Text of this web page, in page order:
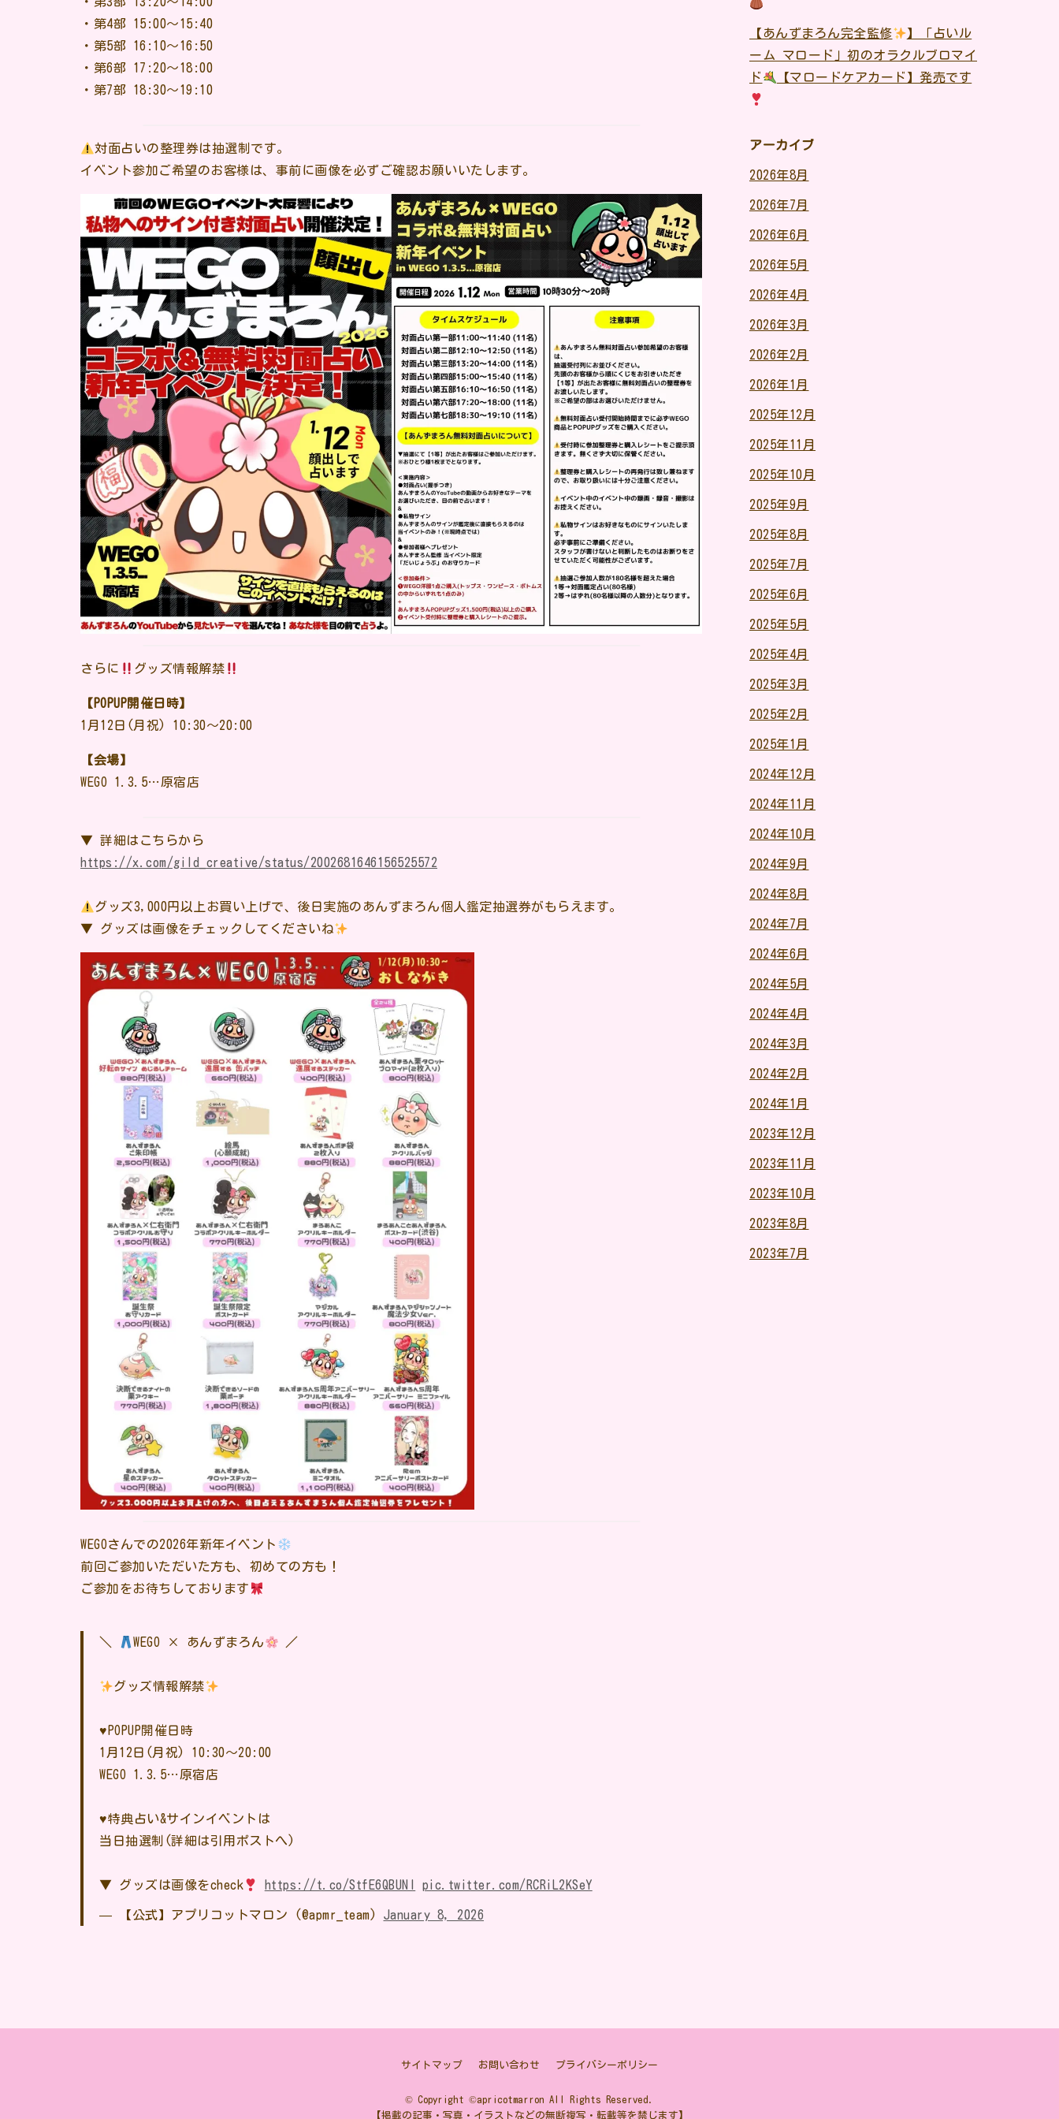
・第4部 15:00〜15:40
・第5部 16:10〜16:50
・第6部 17:20〜18:00
・第7部 18:30〜19:10
対面占いの整理券は抽選制です。
イベント参加ご希望のお客様は、事前に画像を必ずご確認お願いいたします。
さらに グッズ情報解禁
【POPUP開催日時】
1月12日(月祝) 10:30〜20:00
【会場】
WEGO 1.3.5…原宿店
▼ 詳細はこちらから
https://x.com/gild_creative/status/2002681646156525572
グッズ3,000円以上お買い上げで、後日実施のあんずまろん個人鑑定抽選券がもらえます。
▼ グッズは画像をチェックしてくださいね
WEGOさんでの2026年新年イベント
前回ご参加いただいた方も、初めての方も！
ご参加をお待ちしております
＼ WEGO × あんずまろん ／
グッズ情報解禁
♥️POPUP開催日時
1月12日(月祝) 10:30〜20:00
WEGO 1.3.5…原宿店
♥️特典占い&サインイベントは
当日抽選制(詳細は引用ポストへ)
▼ グッズは画像をcheck https://t.co/StfE6QBUNl pic.twitter.com/RCRiL2KSeY
— 【公式】アプリコットマロン (@apmr_team) January 8, 2026
【あんずまろん完全監修
】「占いル
ーム マロード」初のオラクルブロマイ
ド
【マロードケアカード】発売です
アーカイブ
2026年8月
2026年7月
2026年6月
2026年5月
2026年4月
2026年3月
2026年2月
2026年1月
2025年12月
2025年11月
2025年10月
2025年9月
2025年8月
2025年7月
2025年6月
2025年5月
2025年4月
2025年3月
2025年2月
2025年1月
2024年12月
2024年11月
2024年10月
2024年9月
2024年8月
2024年7月
2024年6月
2024年5月
2024年4月
2024年3月
2024年2月
2024年1月
2023年12月
2023年11月
2023年10月
2023年8月
2023年7月
サイトマップ お問い合わせ プライバシーポリシー
© Copyright ©apricotmarron All Rights Reserved.
【掲載の記事・写真・イラストなどの無断複写・転載等を禁じます】